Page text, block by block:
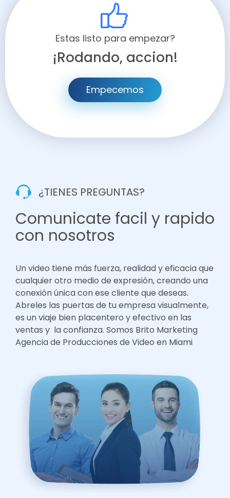
Estas listo para empezar?
¡Rodando, accion!
Empecemos
¿TIENES PREGUNTAS?
Comunicate facil y rapido
con nosotros
Un video tiene más fuerza, realidad y eficacia que
cualquier otro medio de expresión, creando una
conexión única con ese cliente que deseas.
Abreles las puertas de tu empresa visualmente,
es un viaje bien placentero y efectivo en las
ventas y la confianza. Somos Brito Marketing
Agencia de Producciones de Video en Miami